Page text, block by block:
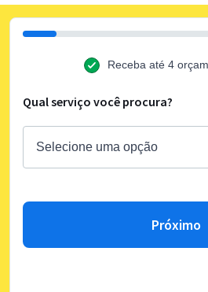
Receba até 4
Qual serviço você procura?
Próximo